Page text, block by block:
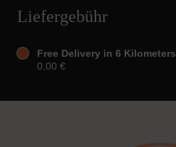
Liefergebühr
Free Delivery in 6 Kilometers
0,00 €